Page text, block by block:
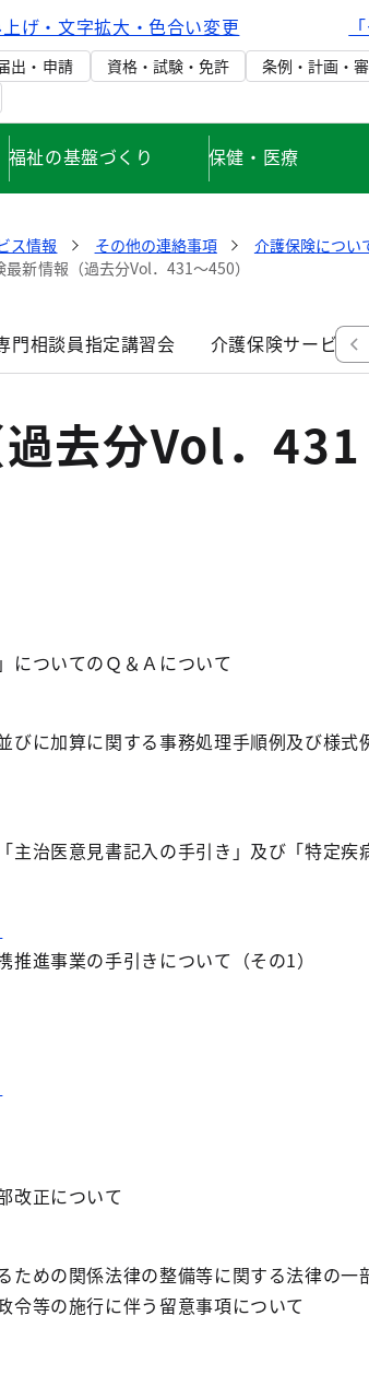
げ・文字拡大・色合い変更
出・申請 資格・試験・免許 条例・計画・
福祉の基盤づくり 保健・医療
ス情報 その他の連絡事項
介護保険につい
最新情報（過去分Vol．431～450）
門相談員指定講習会 介護保険サービス
去分Vol．431
についてのＱ＆Ａについて
びに加算に関する事務処理手順例及び様式
治医意見書記入の手引き」及び「特定疾
進事業の手引きについて（その1）
改正について
めの関係法律の整備等に関する法律の一
令等の施行に伴う留意事項について